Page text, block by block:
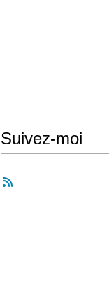
Suivez-moi